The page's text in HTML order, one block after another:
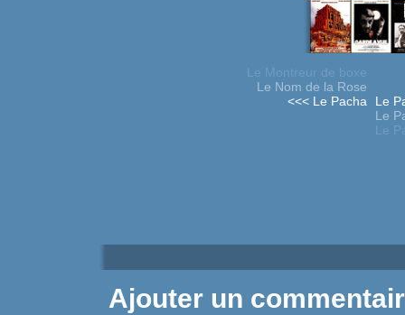
Le Montreur de boxe
Le Nom de la Rose
<<< Le Pacha
Le
Le
Le
Ajouter un